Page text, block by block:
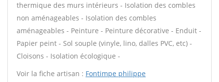
thermique des murs intérieurs - Isolation des combles
non aménageables - Isolation des combles
aménageables - Peinture - Peinture décorative - Enduit -
Papier peint - Sol souple (vinyle, lino, dalles PVC, etc) -
Cloisons - Isolation écologique -
Voir la fiche artisan : Fontimpe philippe